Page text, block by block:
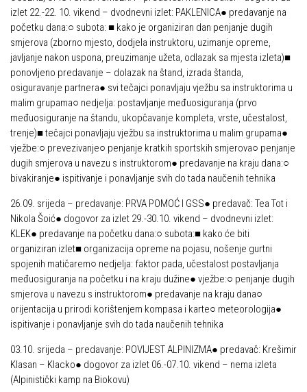
izlet 22.-22. 10. vikend – dvodnevni izlet: PAKLENICA● predavanje na
početku dana:○ subota: ■ kako je organiziran dan penjanje dugih
smjerova (zborno mjesto, dodjela instruktoru, uzimanje opreme,
javljanje nakon uspona, preuzimanje užeta, odlazak sa mjesta izleta)■
ponovljeno predavanje – dolazak na štand, izrada štanda,
osiguravanje partnera● svi tečajci ponavljaju vježbu sa instruktorima u
malim grupama○ nedjelja: postavljanje međuosiguranja (prvo
međuosiguranje na štandu, ukopčavanje kompleta, vrste, učestalost,
trenje)■ tečajci ponavljaju vježbu sa instruktorima u malim grupama●
vježbe:○ prevezivanje○ penjanje kratkih sportskih smjerova○ penjanje
dugih smjerova u navezu s instruktorom● predavanje na kraju dana:○
bivakiranje● ispitivanje i ponavljanje svih do tada naučenih tehnika
26.09. srijeda – predavanje: PRVA POMOĆ I GSS● predavač: Tea Tot i
Nikola Šoić● dogovor za izlet 29.-30.10. vikend – dvodnevni izlet:
KLEK● predavanje na početku dana:○ subota:■ kako će biti
organiziran izlet■ organizacija opreme na pojasu, nošenje gurtni
spojenih matičarem○ nedjelja: faktor pada, učestalost postavljanja
međuosiguranja na početku i na kraju dužine● vježbe:○ penjanje dugih
smjerova u navezu s instruktorom● predavanje na kraju dana○
orijentacija u prirodi korištenjem kompasa i karte○ meteorologija●
ispitivanje i ponavljanje svih do tada naučenih tehnika
03.10. srijeda – predavanje: POVIJEST ALPINIZMA● predavač: Krešimir
Klasan – Klacko● dogovor za izlet 06.-07.10. vikend – nema izleta
(Alpinistički kamp na Biokovu)